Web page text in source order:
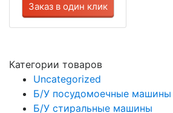
Заказ в один клик
Категории товаров
Uncategorized
Б/У посудомоечные машины
Б/У стиральные машины